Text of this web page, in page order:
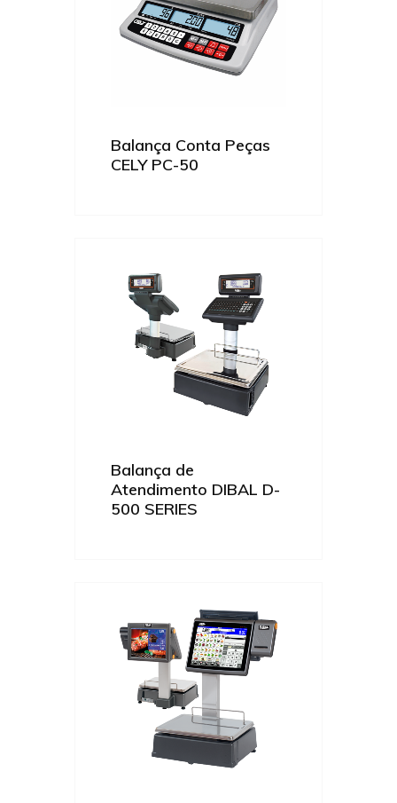
Balança Conta Peças
CELY PC-50
Balança de
Atendimento DIBAL D-
500 SERIES